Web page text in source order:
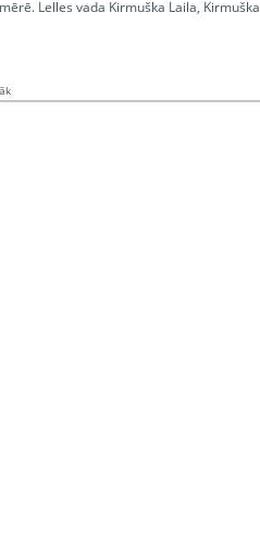
Lelles vada Kirmuška Laila, Kirmuška